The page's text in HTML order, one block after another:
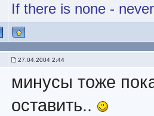
If there is none -
27.04.2004 2:44
минусы тоже
оставить..